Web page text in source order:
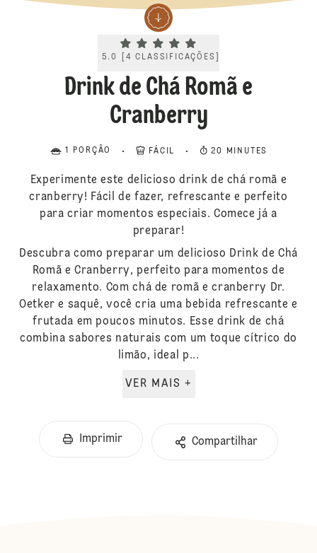
Current rating 5.0. Click to rate.
5.0 4 CLASSIFICAÇÕES
Drink de Chá Romã e
Cranberry
1 PORÇÃO FÁCIL 20 MINUTES
Experimente este delicioso drink de chá romã e
cranberry! Fácil de fazer, refrescante e perfeito
para criar momentos especiais. Comece já a
preparar!
Descubra como preparar um delicioso Drink de Chá
Romã e Cranberry, perfeito para momentos de
relaxamento. Com chá de romã e cranberry Dr.
Oetker e saquê, você cria uma bebida refrescante e
frutada em poucos minutos. Esse drink de chá
combina sabores naturais com um toque cítrico do
limão, ideal p...
VER MAIS +
Imprimir Compartilhar